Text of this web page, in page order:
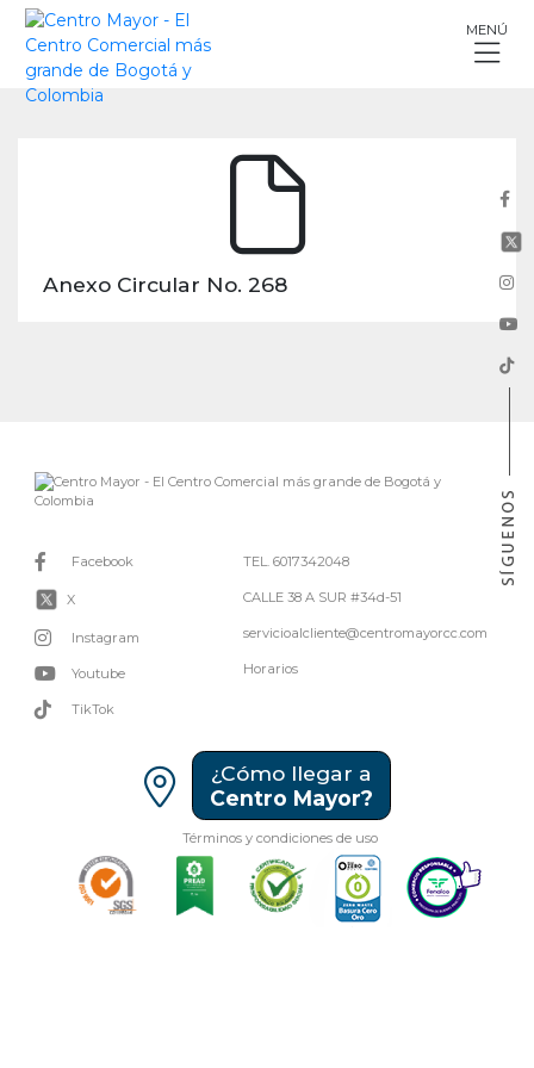
Skip
MENÚ
Anexo Circular No. 268
Facebook
X
Instagram
Youtube
TikTok
TEL. 6017342048
CALLE 38 A SUR #34d-51
servicioalcliente@centromayorcc.com
Horarios
¿Cómo llegar a
Centro Mayor?
Términos y condiciones de uso